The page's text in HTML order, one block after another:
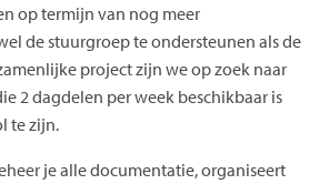
op termijn van nog meer
de stuurgroep te ondersteunen als de
project zijn we op zoek naar
2 dagdelen per week beschikbaar is
te zijn.
je alle documentatie, organiseert